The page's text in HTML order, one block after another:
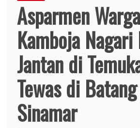
Asparmen
Kamboja Nagari
Jantan di
Tewas di Batang
Sinamar